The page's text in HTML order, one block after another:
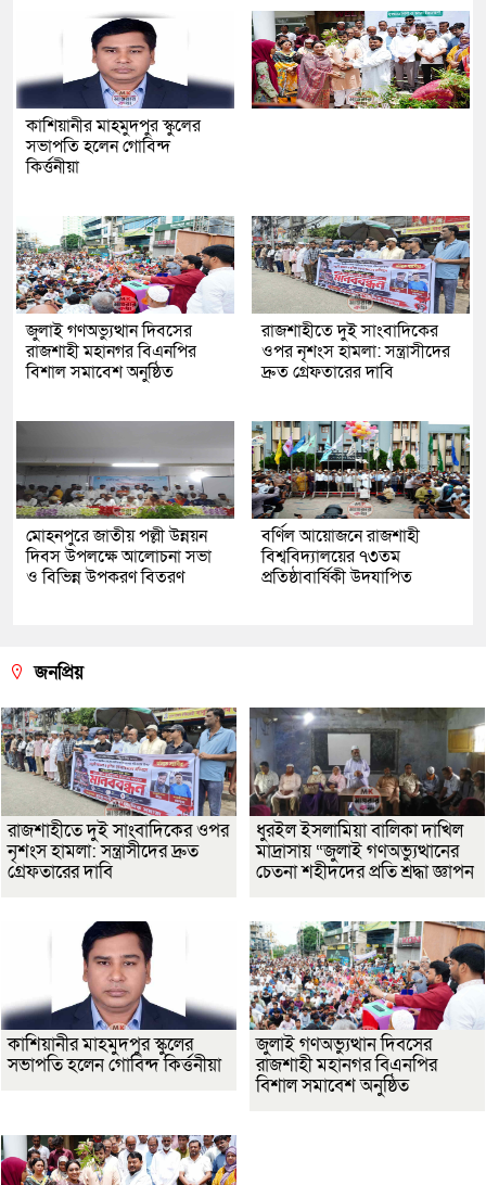
কাশিয়ানীর মাহমুদপুর স্কুলের
সভাপতি হলেন গোবিন্দ
কির্ত্তনীয়া
জুলাই গণঅভ্যুত্থান দিবসের
রাজশাহী মহানগর বিএনপির
বিশাল সমাবেশ অনুষ্ঠিত
রাজশাহীতে দুই সাংবাদিকের
ওপর নৃশংস হামলা: সন্ত্রাসীদের
দ্রুত গ্রেফতারের দাবি
মোহনপুরে জাতীয় পল্লী উন্নয়ন
দিবস উপলক্ষে আলোচনা সভা
ও বিভিন্ন উপকরণ বিতরণ
বর্ণিল আয়োজনে রাজশাহী
বিশ্ববিদ্যালয়ের ৭৩তম
প্রতিষ্ঠাবার্ষিকী উদযাপিত
জনপ্রিয়
রাজশাহীতে দুই সাংবাদিকের ওপর
নৃশংস হামলা: সন্ত্রাসীদের দ্রুত
গ্রেফতারের দাবি
ধুরইল ইসলামিয়া বালিকা দাখিল
মাদ্রাসায় “জুলাই গণঅভ্যুত্থানের
চেতনা শহীদদের প্রতি শ্রদ্ধা জ্ঞাপন
কাশিয়ানীর মাহমুদপুর স্কুলের
সভাপতি হলেন গোবিন্দ কির্ত্তনীয়া
জুলাই গণঅভ্যুত্থান দিবসের
রাজশাহী মহানগর বিএনপির
বিশাল সমাবেশ অনুষ্ঠিত